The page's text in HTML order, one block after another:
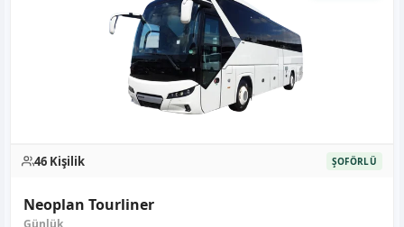
46 Kişilik ŞOFÖRLÜ
Neoplan Tourliner